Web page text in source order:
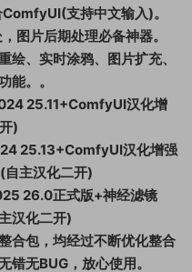
支持中文输入)。
图片后期处理必备神器。
绘、实时涂鸦、图片扩充、
能。 。
25.11+ComfyUI汉化增
)
25.13+ComfyUI汉化增强
主汉化二开)
26.0正式版+神经滤镜
汉化二开)
合包，均经过不断优化整合
错无BUG，放心使用。